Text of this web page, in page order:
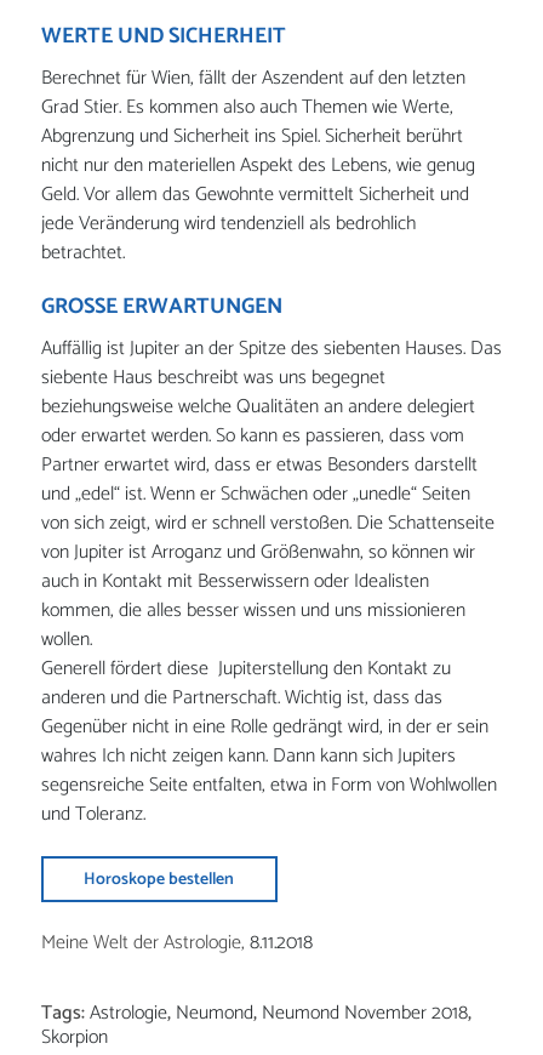
WERTE UND SICHERHEIT
Berechnet für Wien, fällt der Aszendent auf den letzten
Grad Stier. Es kommen also auch Themen wie Werte,
Abgrenzung und Sicherheit ins Spiel. Sicherheit berührt
nicht nur den materiellen Aspekt des Lebens, wie genug
Geld. Vor allem das Gewohnte vermittelt Sicherheit und
jede Veränderung wird tendenziell als bedrohlich
betrachtet.
GROSSE ERWARTUNGEN
Auffällig ist Jupiter an der Spitze des siebenten Hauses. Das
siebente Haus beschreibt was uns begegnet
beziehungsweise welche Qualitäten an andere delegiert
oder erwartet werden. So kann es passieren, dass vom
Partner erwartet wird, dass er etwas Besonders darstellt
und „edel“ ist. Wenn er Schwächen oder „unedle“ Seiten
von sich zeigt, wird er schnell verstoßen. Die Schattenseite
von Jupiter ist Arroganz und Größenwahn, so können wir
auch in Kontakt mit Besserwissern oder Idealisten
kommen, die alles besser wissen und uns missionieren
wollen.
Generell fördert diese Jupiterstellung den Kontakt zu
anderen und die Partnerschaft. Wichtig ist, dass das
Gegenüber nicht in eine Rolle gedrängt wird, in der er sein
wahres Ich nicht zeigen kann. Dann kann sich Jupiters
segensreiche Seite entfalten, etwa in Form von Wohlwollen
und Toleranz.
Horoskope bestellen
Meine Welt der Astrologie,8.11.2018
Tags:Astrologie,Neumond,Neumond November 2018,
Skorpion